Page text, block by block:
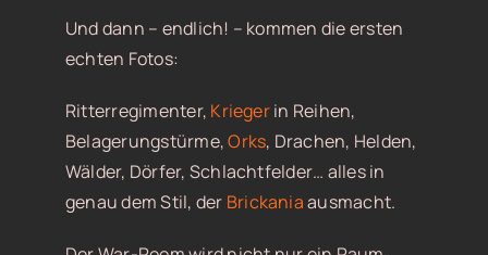
Und dann – endlich! – kommen die ersten
echten Fotos:
Ritterregimenter, Kriegerin Reihen,
Belagerungstürme,Orks, Drachen, Helden,
Wälder, Dörfer, Schlachtfelder… alles in
genau dem Stil, der Brickaniaausmacht.